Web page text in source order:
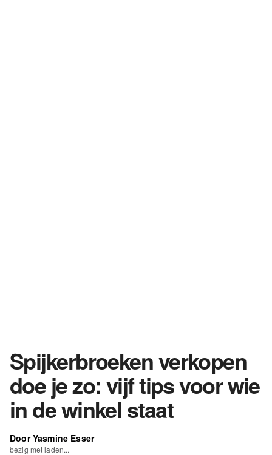
Spijkerbroeken verkopen
doe je zo: vijf tips voor wie
in de winkel staat
Door Yasmine Esser
bezig met laden...